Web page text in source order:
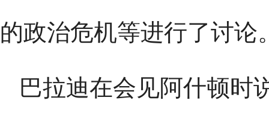
的政治危机等进行了讨论
巴拉迪在会见阿什顿时